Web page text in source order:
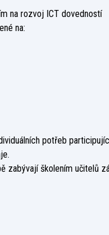
na rozvoj ICT dovedností
na:
potřeb
školením učitelů